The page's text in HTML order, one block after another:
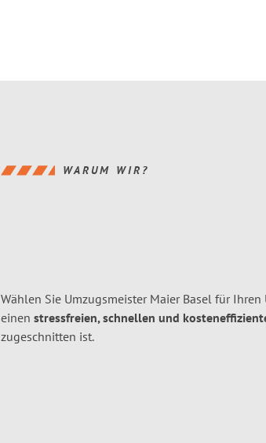
WARUM WIR?
Wählen Sie Umzugsmeister Maier Basel für
einen stressfreien, schnellen und
zugeschnitten ist.